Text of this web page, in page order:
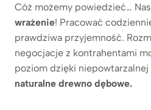
Cóż możemy powiedzieć…
wrażenie! Pracować
prawdziwa przyjemność.
negocjacje z kontrahentami
poziom dzięki
naturalne drewno dębowe.